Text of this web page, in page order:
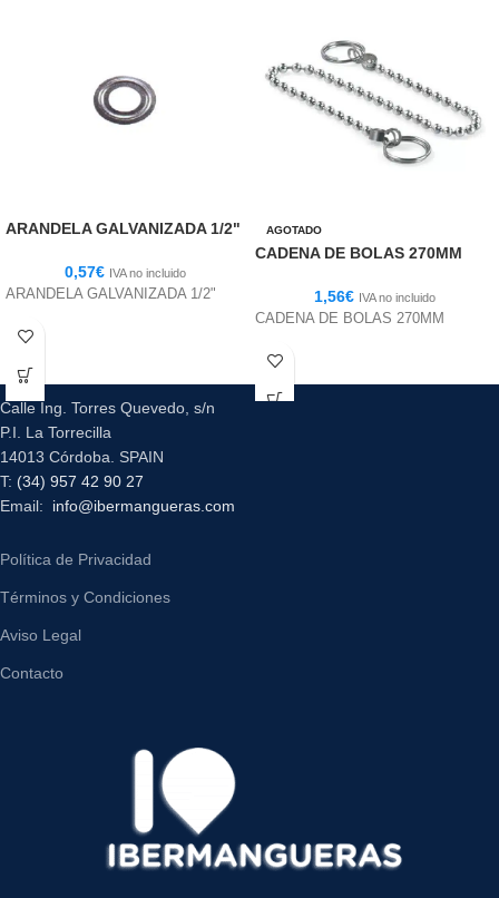
ARANDELA GALVANIZADA 1/2"
0,57€ IVA no incluido
ARANDELA GALVANIZADA 1/2"
AGOTADO
CADENA DE BOLAS 270MM
1,56€ IVA no incluido
CADENA DE BOLAS 270MM
Calle Ing. Torres Quevedo, s/n
P.I. La Torrecilla
14013 Córdoba. SPAIN
T: (34) 957 42 90 27
Email: info@ibermangueras.com
Política de Privacidad
Términos y Condiciones
Aviso Legal
Contacto